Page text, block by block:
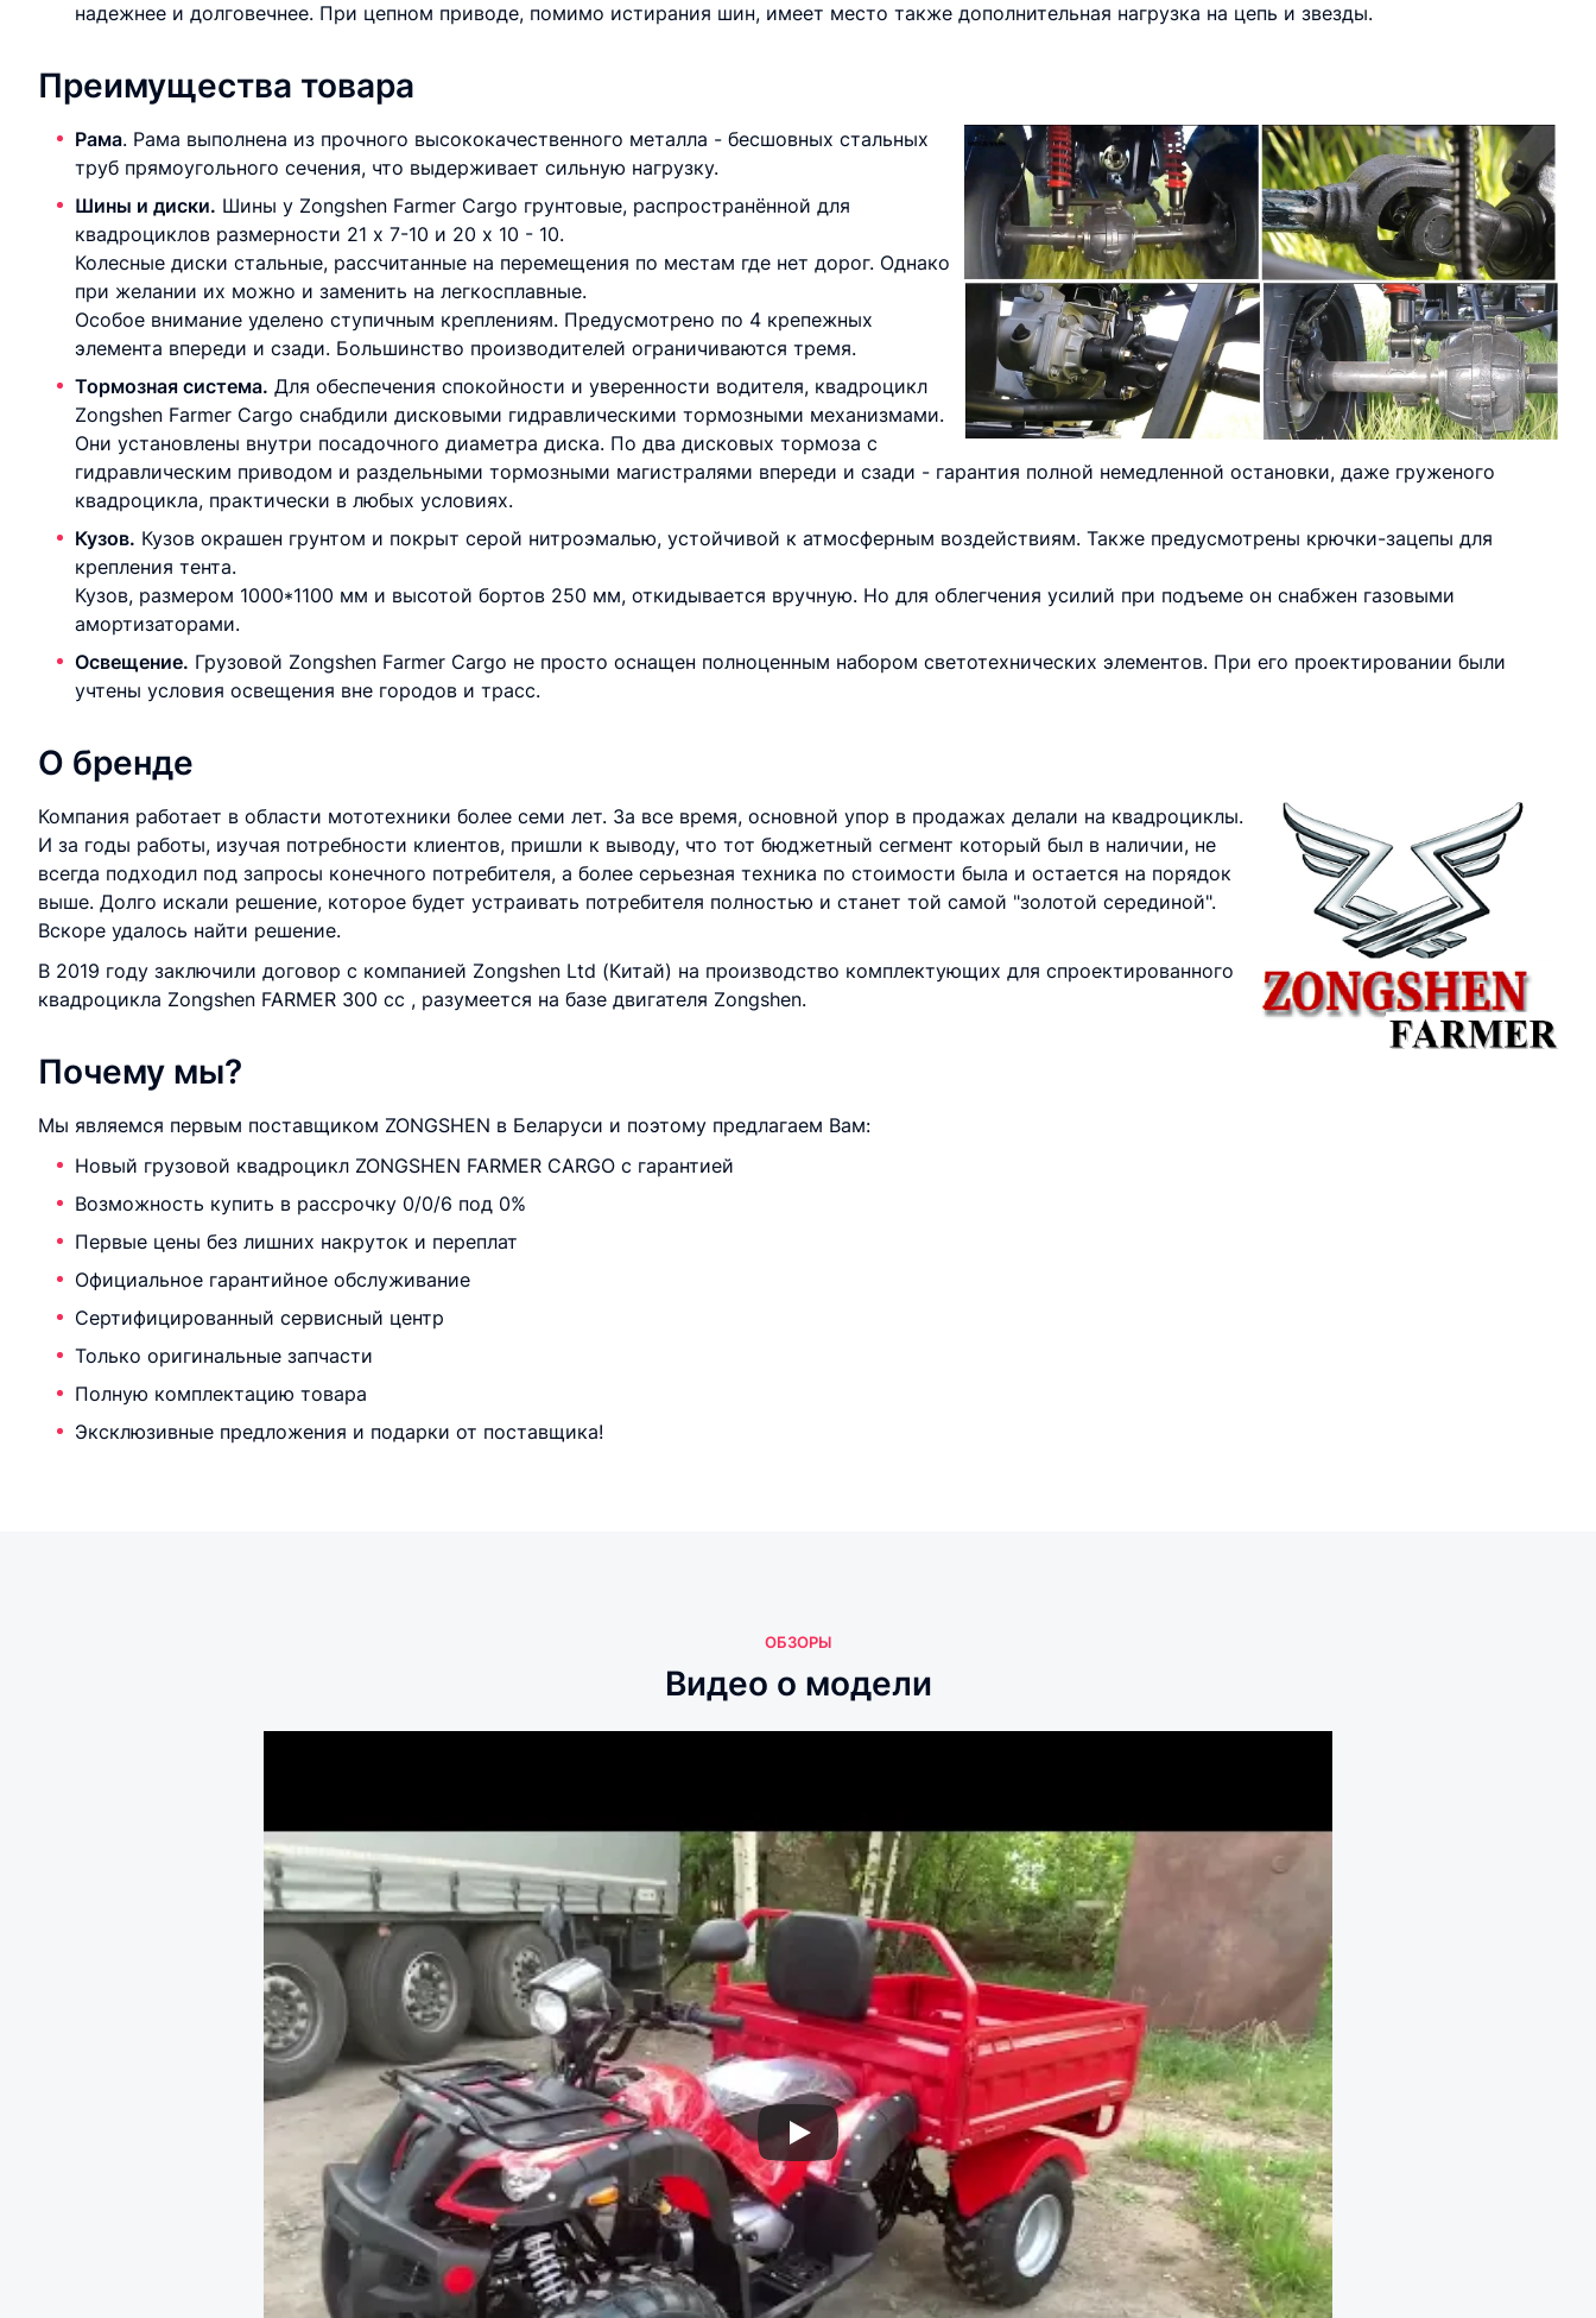
надежнее и долговечнее. При цепном приводе, помимо истирания шин, имеет место также дополнительная нагрузка на цепь и звезды.
Преимущества товара
Рама. Рама выполнена из прочного высококачественного металла - бесшовных стальных
труб прямоугольного сечения, что выдерживает сильную нагрузку.
Шины и диски. Шины у Zongshen Farmer Cargo грунтовые, распространённой для
квадроциклов размерности 21 x 7-10 и 20 x 10 - 10.
Колесные диски стальные, рассчитанные на перемещения по местам где нет дорог. Однако
при желании их можно и заменить на легкосплавные.
Особое внимание уделено ступичным креплениям. Предусмотрено по 4 крепежных
элемента впереди и сзади. Большинство производителей ограничиваются тремя.
Тормозная система. Для обеспечения спокойности и уверенности водителя, квадроцикл
Zongshen Farmer Cargo снабдили дисковыми гидравлическими тормозными механизмами.
Они установлены внутри посадочного диаметра диска. По два дисковых тормоза с
гидравлическим приводом и раздельными тормозными магистралями впереди и сзади - гарантия полной немедленной остановки, даже груженого
квадроцикла, практически в любых условиях.
Кузов. Кузов окрашен грунтом и покрыт серой нитроэмалью, устойчивой к атмосферным воздействиям. Также предусмотрены крючки-зацепы для
крепления тента.
Кузов, размером 1000*1100 мм и высотой бортов 250 мм, откидывается вручную. Но для облегчения усилий при подъеме он снабжен газовыми
амортизаторами.
Освещение. Грузовой Zongshen Farmer Cargo не просто оснащен полноценным набором светотехнических элементов. При его проектировании были
учтены условия освещения вне городов и трасс.
О бренде
Компания работает в области мототехники более семи лет. За все время, основной упор в продажах делали на квадроциклы.
И за годы работы, изучая потребности клиентов, пришли к выводу, что тот бюджетный сегмент который был в наличии, не
всегда подходил под запросы конечного потребителя, а более серьезная техника по стоимости была и остается на порядок
выше. Долго искали решение, которое будет устраивать потребителя полностью и станет той самой "золотой серединой".
Вскоре удалось найти решение.
В 2019 году заключили договор с компанией Zongshen Ltd (Китай) на производство комплектующих для спроектированного
квадроцикла Zongshen FARMER 300 cc , разумеется на базе двигателя Zongshen.
Почему мы?
Мы являемся первым поставщиком ZONGSHEN в Беларуси и поэтому предлагаем Вам:
Новый грузовой квадроцикл ZONGSHEN FARMER CARGO с гарантией
Возможность купить в рассрочку 0/0/6 под 0%
Первые цены без лишних накруток и переплат
Официальное гарантийное обслуживание
Сертифицированный сервисный центр
Только оригинальные запчасти
Полную комплектацию товара
Эксклюзивные предложения и подарки от поставщика!
ОБЗОРЫ
Видео о модели